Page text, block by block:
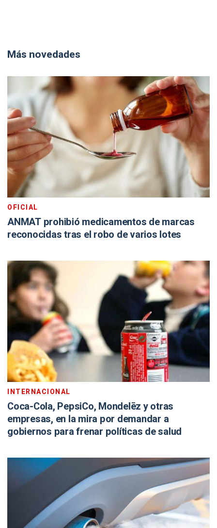
Más novedades
OFICIAL
ANMAT prohibió medicamentos de marcas
reconocidas tras el robo de varios lotes
INTERNACIONAL
Coca-Cola, PepsiCo, Mondelēz y otras
empresas, en la mira por demandar a
gobiernos para frenar políticas de salud